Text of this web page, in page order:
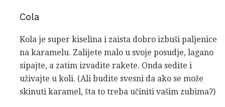
Cola
Kola je super kiselina i zaista dobro izbuši paljenice
na karamelu. Zalijete malo u svoje posudje, lagano
sipajte, a zatim izvadite rakete. Onda sedite i
uživajte u koli. (Ali budite svesni da ako se može
skinuti karamel, šta to treba učiniti vašim zubima?)